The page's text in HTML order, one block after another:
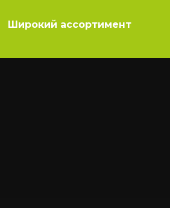
Широкий ассортимент